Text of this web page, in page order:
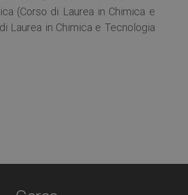
(Corso di Laurea in Chimica e
Laurea in Chimica e Tecnologia